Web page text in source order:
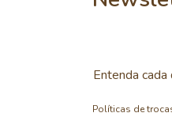
Entenda
Políticas de